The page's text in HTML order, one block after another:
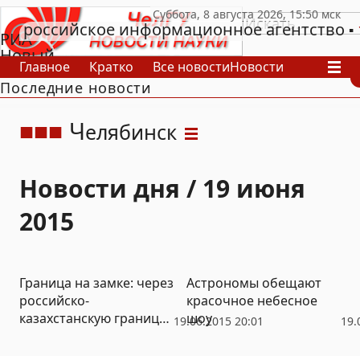
РИА
Новый
День
российское информационное агентство
Главное Кратко Все новостиНовости
В России
В мире
Последние новости
Челябинск
Новости дня / 19 июня
2015
19.06.2015 20:01
Граница на замке: через
российско-
казахстанскую границу
Астрономы обещают
красочное небесное
шоу